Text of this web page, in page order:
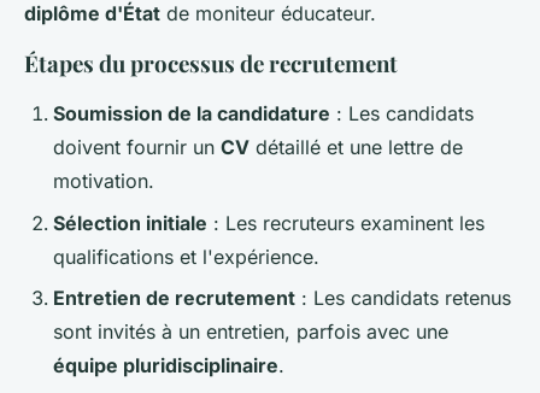
diplôme d'État de moniteur éducateur.
Étapes du processus de recrutement
Soumission de la candidature : Les candidats
doivent fournir un CV détaillé et une lettre de
motivation.
Sélection initiale : Les recruteurs examinent les
qualifications et l'expérience.
Entretien de recrutement : Les candidats retenus
sont invités à un entretien, parfois avec une
équipe pluridisciplinaire.